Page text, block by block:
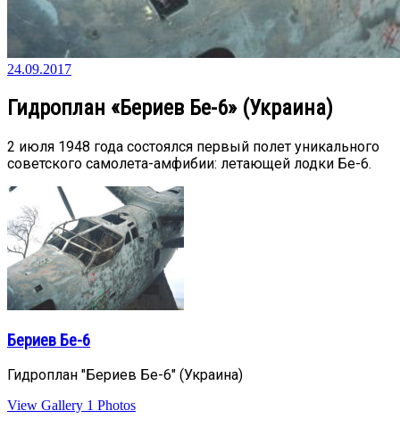
24.09.2017
Гидроплан «Бериев Бе-6» (Украина)
2 июля 1948 года состоялся первый полет уникального
советского самолета-амфибии: летающей лодки Бе-6.
Бериев Бе-6
Гидроплан "Бериев Бе-6" (Украина)
View Gallery 1 Photos